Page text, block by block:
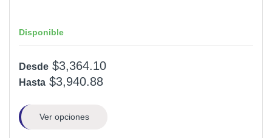
Disponible
Desde $3,364.10
Hasta $3,940.88
Ver opciones